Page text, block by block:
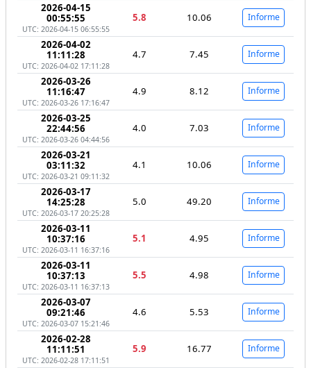
2026-04-15
00:55:55
UTC: 2026-04-15 06:55:55
5.8 10.06 Informe
2026-04-02
11:11:28
UTC: 2026-04-02 17:11:28
4.7 7.45 Informe
2026-03-26
11:16:47
UTC: 2026-03-26 17:16:47
4.9 8.12 Informe
2026-03-25
22:44:56
UTC: 2026-03-26 04:44:56
4.0 7.03 Informe
2026-03-21
03:11:32
UTC: 2026-03-21 09:11:32
4.1 10.06 Informe
2026-03-17
14:25:28
UTC: 2026-03-17 20:25:28
5.0 49.20 Informe
2026-03-11
10:37:16
UTC: 2026-03-11 16:37:16
5.1 4.95 Informe
2026-03-11
10:37:13
UTC: 2026-03-11 16:37:13
5.5 4.98 Informe
2026-03-07
09:21:46
UTC: 2026-03-07 15:21:46
4.6 5.53 Informe
2026-02-28
11:11:51
UTC: 2026-02-28 17:11:51
5.9 16.77 Informe